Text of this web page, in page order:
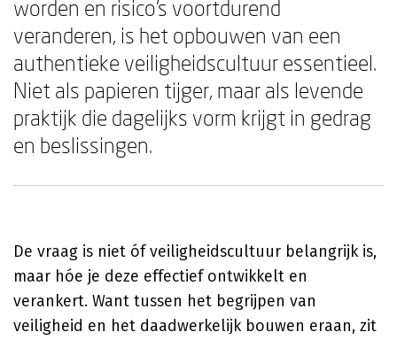
worden en risico's voortdurend
veranderen, is het opbouwen van een
authentieke veiligheidscultuur essentieel.
Niet als papieren tijger, maar als levende
praktijk die dagelijks vorm krijgt in gedrag
en beslissingen.
De vraag is niet óf veiligheidscultuur belangrijk is,
maar hóe je deze effectief ontwikkelt en
verankert. Want tussen het begrijpen van
veiligheid en het daadwerkelijk bouwen eraan, zit